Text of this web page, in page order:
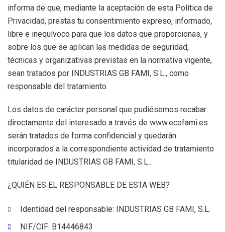
informa de que, mediante la aceptación de esta Política de
Privacidad, prestas tu consentimiento expreso, informado,
libre e inequívoco para que los datos que proporcionas, y
sobre los que se aplican las medidas de seguridad,
técnicas y organizativas previstas en la normativa vigente,
sean tratados por INDUSTRIAS GB FAMI, S.L., como
responsable del tratamiento.
Los datos de carácter personal que pudiésemos recabar
directamente del interesado a través de www.ecofami.es
serán tratados de forma confidencial y quedarán
incorporados a la correspondiente actividad de tratamiento
titularidad de INDUSTRIAS GB FAMI, S.L..
¿QUIÉN ES EL RESPONSABLE DE ESTA WEB?
Identidad del responsable: INDUSTRIAS GB FAMI, S.L.
NIF/CIF: B14446843